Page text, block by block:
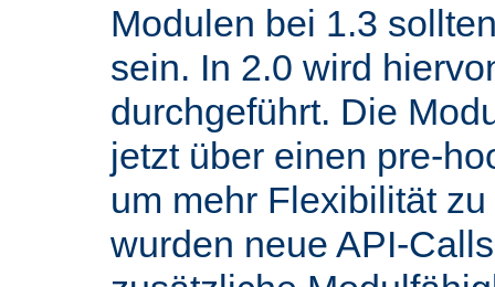
Modulen bei 1.3
sein. In 2.0 wird
durchgeführt. Die
jetzt über einen pre-
um mehr Flexibilität
wurden neue API-